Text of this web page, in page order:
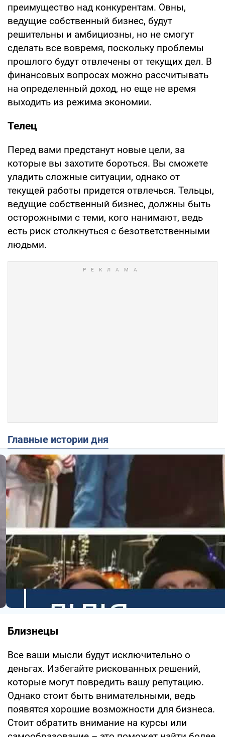
преимущество над конкурентам. Овны,
ведущие собственный бизнес, будут
решительны и амбициозны, но не смогут
сделать все вовремя, поскольку проблемы
прошлого будут отвлечены от текущих дел. В
финансовых вопросах можно рассчитывать
на определенный доход, но еще не время
выходить из режима экономии.
Телец
Перед вами предстанут новые цели, за
которые вы захотите бороться. Вы сможете
уладить сложные ситуации, однако от
текущей работы придется отвлечься. Тельцы,
ведущие собственный бизнес, должны быть
осторожными с теми, кого нанимают, ведь
есть риск столкнуться с безответственными
людьми.
Главные истории дня
Близнецы
Все ваши мысли будут исключительно о
деньгах. Избегайте рискованных решений,
которые могут повредить вашу репутацию.
Однако стоит быть внимательными, ведь
появятся хорошие возможности для бизнеса.
Стоит обратить внимание на курсы или